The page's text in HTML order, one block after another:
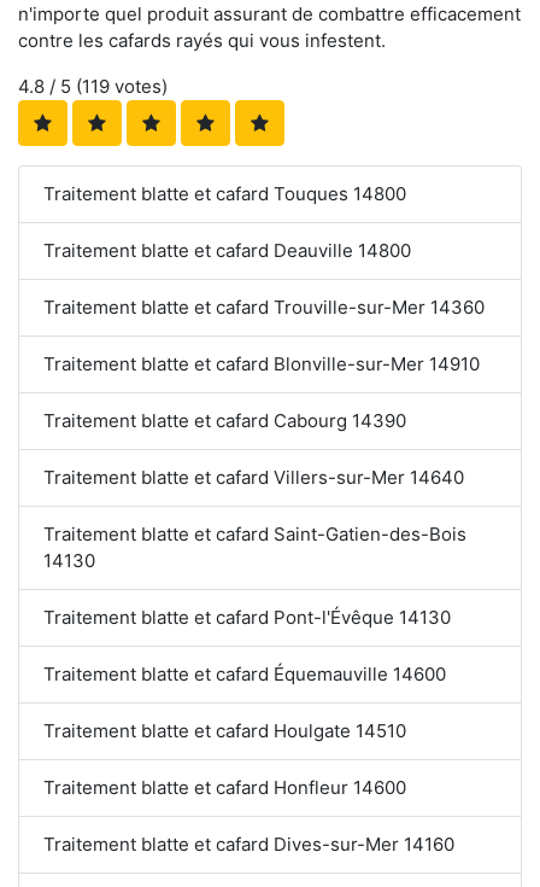
n'importe quel produit assurant de combattre efficacement
contre les cafards rayés qui vous infestent.
4.8 / 5 (119 votes)
Traitement blatte et cafard Touques 14800
Traitement blatte et cafard Deauville 14800
Traitement blatte et cafard Trouville-sur-Mer 14360
Traitement blatte et cafard Blonville-sur-Mer 14910
Traitement blatte et cafard Cabourg 14390
Traitement blatte et cafard Villers-sur-Mer 14640
Traitement blatte et cafard Saint-Gatien-des-Bois
14130
Traitement blatte et cafard Pont-l'Évêque 14130
Traitement blatte et cafard Équemauville 14600
Traitement blatte et cafard Houlgate 14510
Traitement blatte et cafard Honfleur 14600
Traitement blatte et cafard Dives-sur-Mer 14160